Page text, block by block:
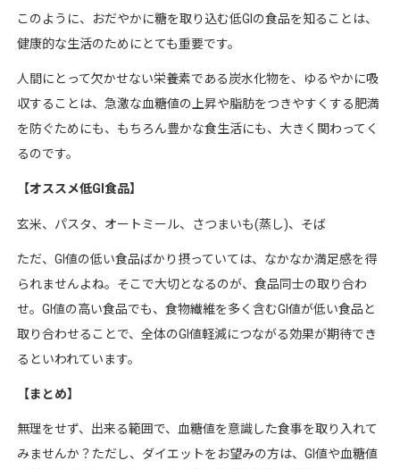
このように、おだやかに糖を取り込む低GI の食品を知ることは、
健康的な生活のためにとても重要です。
人間にとって欠かせない栄養素である炭水化物を、ゆるやかに吸
収することは、急激な血糖値の上昇や脂肪をつきやすくする肥満
を防ぐためにも、もちろん豊かな食生活にも、大きく関わってく
るのです。
【オススメ低GI 食品】
玄米、パスタ、オートミール、さつまいも(蒸し)、そば
ただ、 GI 値の低い食品ばかり摂っていては、なかなか満足感を得
られませんよね。そこで大切となるのが、食品同士の取り合わ
せ。 GI 値の高い食品でも、食物繊維を多く含むGI 値が低い食品と
取り合わせることで、全体のGI 値軽減につながる効果が期待でき
るといわれています。
【まとめ】
無理をせず、出来る範囲で、血糖値を意識した食事を取り入れて
みませんか？ただし、ダイエットをお望みの方は、 GI 値や血糖値